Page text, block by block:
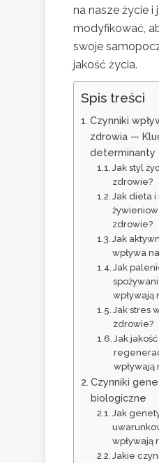
na nasze życie i
modyfikować,
swoje
jakość życia.
Spis treści
Czynniki
zdrowia —
determinanty
Jak styl
zdrowie?
Jak dieta i
zdrowie?
Jak
wpływa
Jak
wpływają
Jak stres
zdrowie?
Jak jakość
wpływają
Czynniki
biologiczne
Jak
wpływają
Jakie